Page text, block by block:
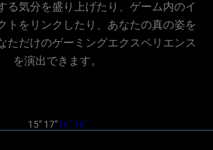
る気分を盛り上げたり、ゲーム内のイ
トをリンクしたり、あなたの真の姿を
ただけのゲーミングエクスペリエンス
を演出できます。
15″ 17″16″ 18″